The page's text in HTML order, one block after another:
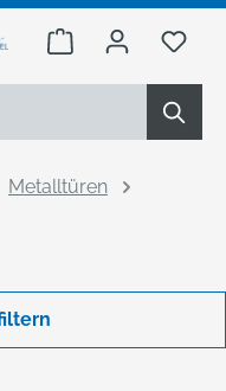
Warenkorb Du
Metalltüren